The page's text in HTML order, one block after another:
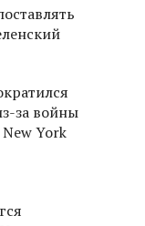
за войны
York